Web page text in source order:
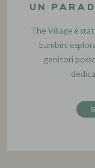
UN
The Village è
bambini
genitori